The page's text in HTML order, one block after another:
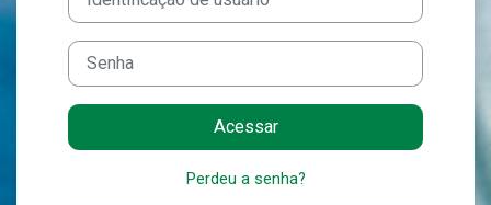
Senha
Acessar
Perdeu a senha?